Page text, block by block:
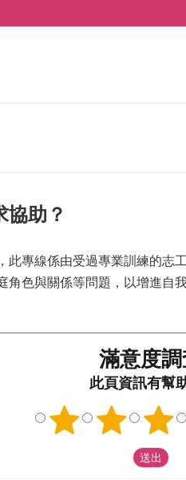
協助？
專線係由受過專業訓練的志
色與關係等問題，以增進自
滿意度
此頁資訊有幫